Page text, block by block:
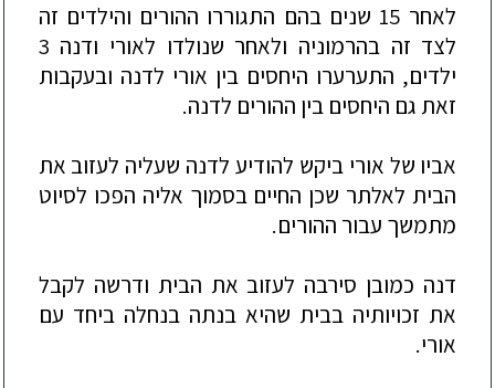
לאחר 15 שנים בהם התגוררו ההורים והילדים זה
לצד זה בהרמוניה ולאחר שנולדו לאורי ודנה 3
ילדים, התערערו היחסים בין אורי לדנה ובעקבות
זאת גם היחסים בין ההורים לדנה.
אביו של אורי ביקש להודיע לדנה שעליה לעזוב את
הבית לאלתר שכן החיים בסמוך אליה הפכו לסיוט
מתמשך עבור ההורים.
דנה כמובן סירבה לעזוב את הבית ודרשה לקבל
את זכויותיה בבית שהיא בנתה בנחלה ביחד עם
אורי.